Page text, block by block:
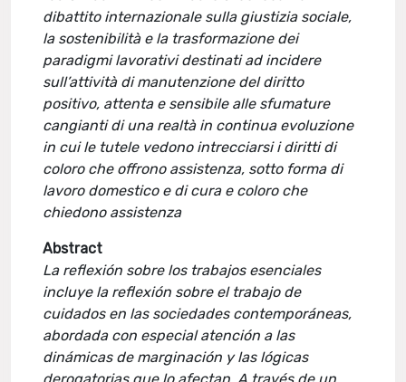
dibattito internazionale sulla giustizia sociale,
la sostenibilità e la trasformazione dei
paradigmi lavorativi destinati ad incidere
sull’attività di manutenzione del diritto
positivo, attenta e sensibile alle sfumature
cangianti di una realtà in continua evoluzione
in cui le tutele vedono intrecciarsi i diritti di
coloro che offrono assistenza, sotto forma di
lavoro domestico e di cura e coloro che
chiedono assistenza
Abstract
La reflexión sobre los trabajos esenciales
incluye la reflexión sobre el trabajo de
cuidados en las sociedades contemporáneas,
abordada con especial atención a las
dinámicas de marginación y las lógicas